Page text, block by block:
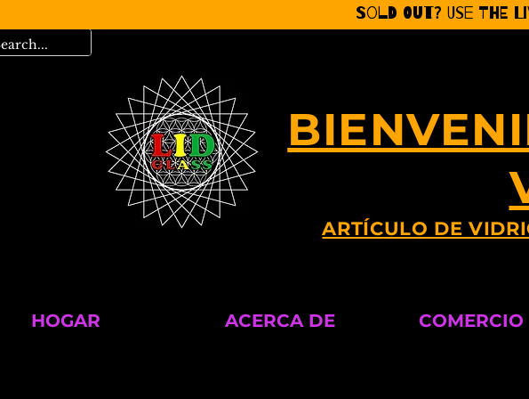
Sold Out? Use the
ARTÍCULO DE
HOGAR ACERCA DE COMERCIO